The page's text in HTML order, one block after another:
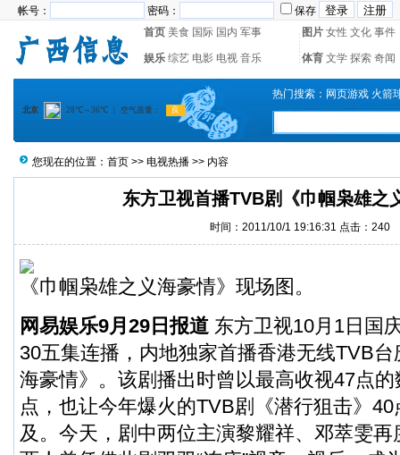
帐号： 密码：
保存
首页 美食 国际 国内 军事 图片 女性 文化 事件
娱乐 综艺 电影 电视 音乐 体育 文学 探索 奇闻
热门搜索： 网页游戏 火箭
您现在的位置： 首页 >> 电视热播 >> 内容
东方卫视首播TVB剧《巾帼枭雄之
时间：2011/10/1 19:16:31 点击： 240
《巾帼枭雄之义海豪情》现场图。
网易娱乐9月29日报道东方卫视10月1日国
30五集连播，内地独家首播香港无线TVB
海豪情》。该剧播出时曾以最高收视47点
点，也让今年爆火的TVB剧《潜行狙击》
及。今天，剧中两位主演黎耀祥、邓萃雯